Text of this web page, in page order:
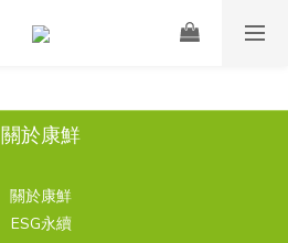
關於康鮮
關於康鮮
ESG永續